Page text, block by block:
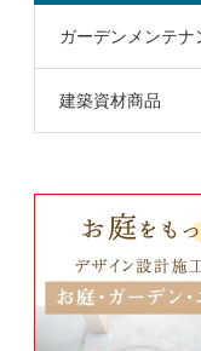
ガーデンメンテナ
建築資材商品